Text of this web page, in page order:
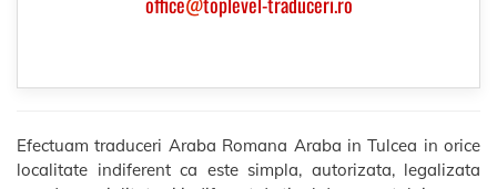
Efectuam traduceri Araba Romana Araba in Tulcea in orice
localitate indiferent ca este simpla, autorizata, legalizata